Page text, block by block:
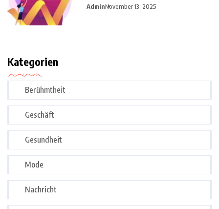
AdminNovember 13, 2025
Kategorien
Berühmtheit
Geschäft
Gesundheit
Mode
Nachricht